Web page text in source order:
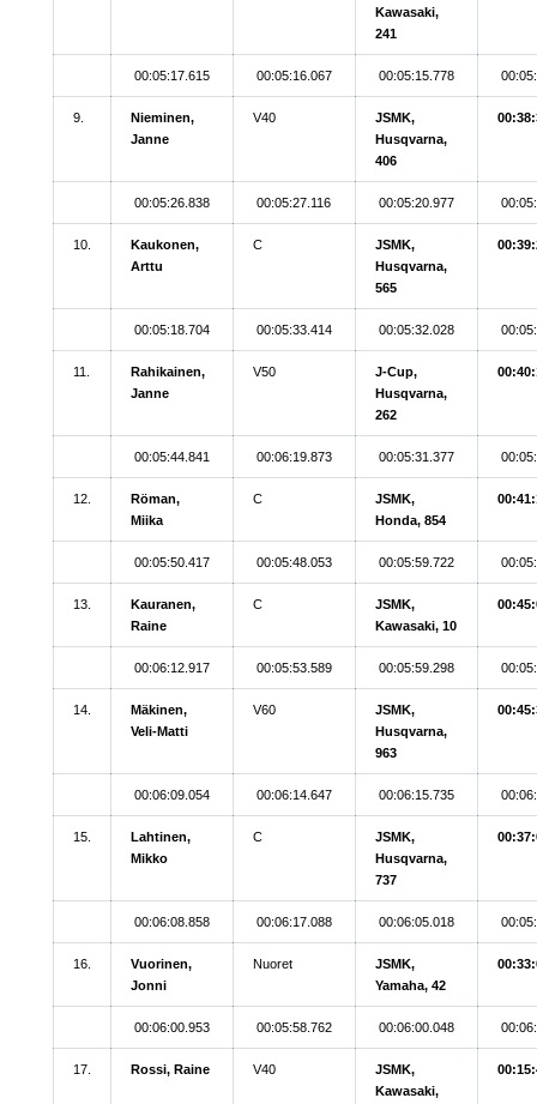
Kawasaki,
241
00:05:17.615 00:05:16.067 00:05:15.778
9.
Nieminen,
Janne
V40
JSMK,
Husqvarna,
406
00:05:26.838 00:05:27.116 00:05:20.977
10.
Kaukonen,
Arttu
C
JSMK,
Husqvarna,
565
00:05:18.704 00:05:33.414 00:05:32.028
11.
Rahikainen,
Janne
V50
J-Cup,
Husqvarna,
262
00:05:44.841 00:06:19.873 00:05:31.377
12.
Röman,
Miika
C
JSMK,
Honda, 854
00:05:50.417 00:05:48.053 00:05:59.722
13.
Kauranen,
Raine
C
JSMK,
Kawasaki, 10
00:06:12.917 00:05:53.589 00:05:59.298
14.
Mäkinen,
Veli-Matti
V60
JSMK,
Husqvarna,
963
00:06:09.054 00:06:14.647 00:06:15.735
15.
Lahtinen,
Mikko
C
JSMK,
Husqvarna,
737
00:06:08.858 00:06:17.088 00:06:05.018
16.
Vuorinen,
Jonni
Nuoret
JSMK,
Yamaha, 42
00:06:00.953 00:05:58.762 00:06:00.048
17. Rossi, Raine V40
JSMK,
Kawasaki,